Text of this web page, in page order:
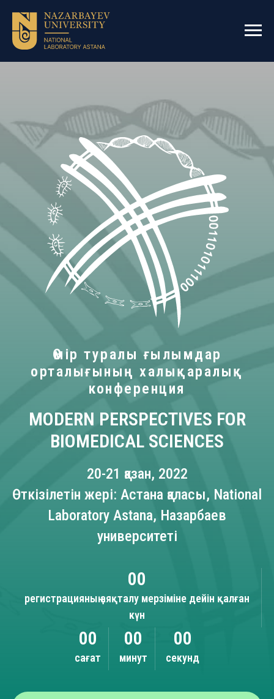
Өмір туралы ғылымдар
орталығының халықаралық
конференция
MODERN PERSPECTIVES FOR
BIOMEDICAL SCIENCES
20-21 қазан, 2022
Өткізілетін жері: Астана қаласы, National
Laboratory Astana, Назарбаев
университеті
00
регистрацияның аяқталу мерзіміне дейін қалған
күн
00
сағат
00
минут
00
секунд